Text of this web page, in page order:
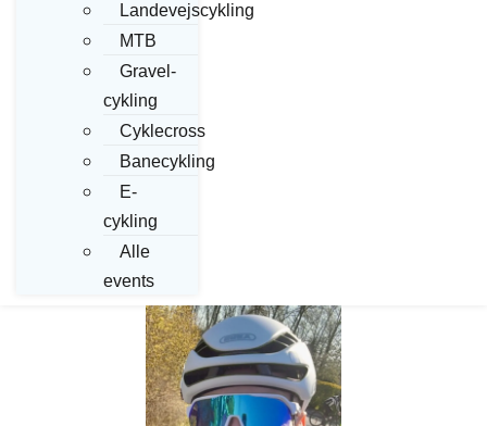
Landevejscykling
MTB
Gravel-
cykling
Cyklecross
Banecykling
E-
cykling
Alle
events